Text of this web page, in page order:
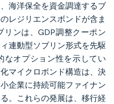
海洋保全を資金調達するブ
レジリエンスボンドが含ま
ンは、GDP調整クーポン
連動型ソブリン形式を先駆
なオプション性を示してい
マイクロボンド構造は、決
企業に持続可能ファイナン
。これらの発展は、移行経